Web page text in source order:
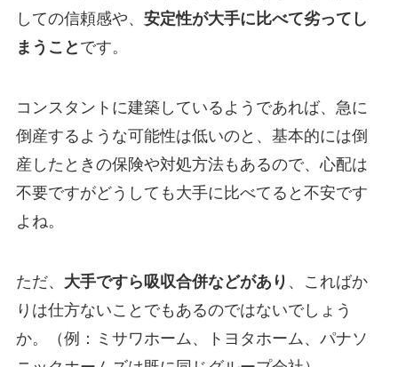
しての信頼感や、 安定性が大手に比べて劣ってし
まうこと です。
コンスタントに建築しているようであれば、急に
倒産するような可能性は低いのと、基本的には倒
産したときの保険や対処方法もあるので、心配は
不要ですがどうしても大手に比べてると不安です
よね。
ただ、 大手ですら吸収合併などがあり 、こればか
りは仕方ないことでもあるのではないでしょう
か。（例：ミサワホーム、トヨタホーム、パナソ